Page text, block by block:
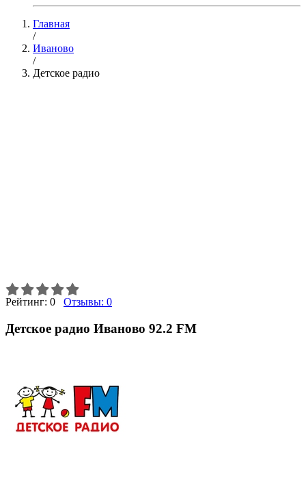
Главная
/
Иваново
/
Детское радио
Рейтинг: 0 Отзывы: 0
Детское радио Иваново 92.2 FM